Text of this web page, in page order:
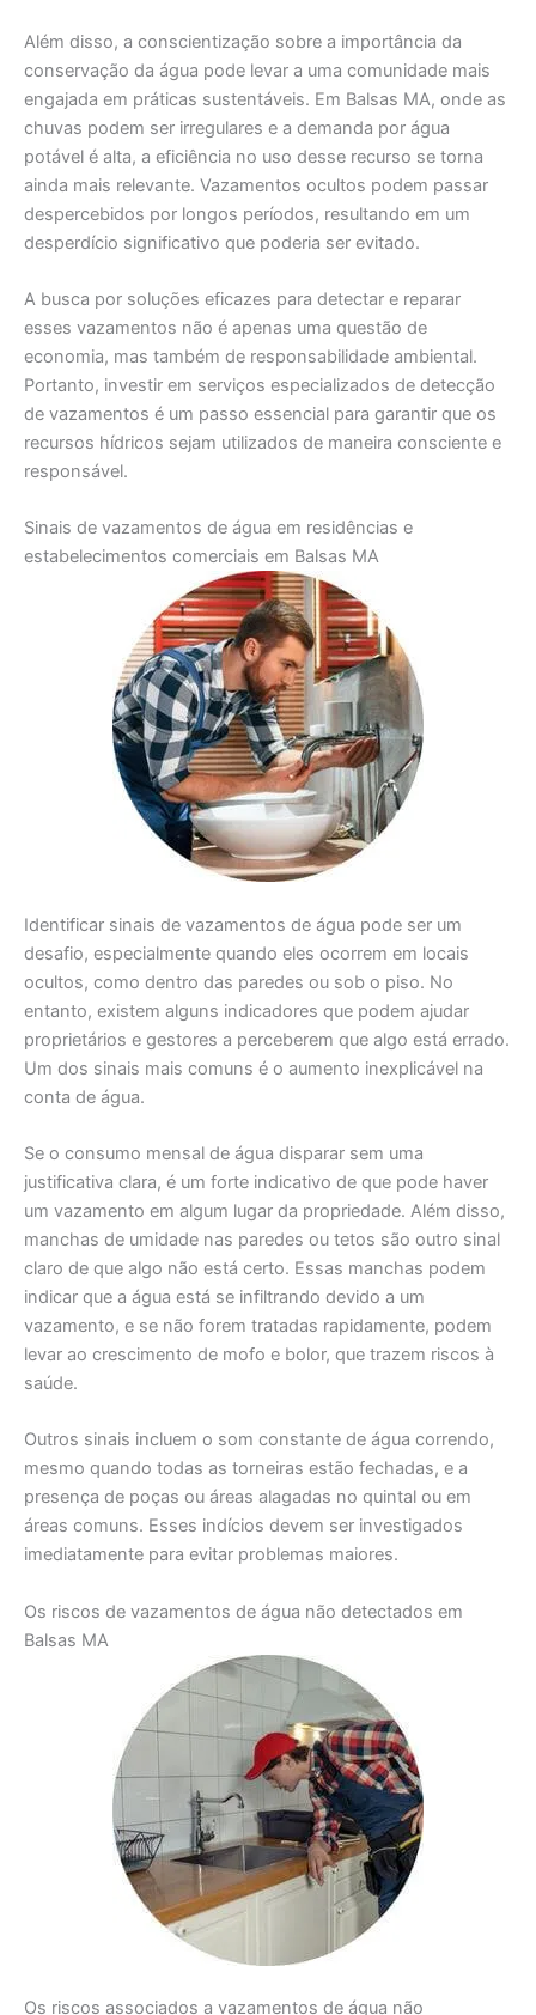
Além disso, a conscientização sobre a importância da
conservação da água pode levar a uma comunidade mais
engajada em práticas sustentáveis. Em Balsas MA, onde as
chuvas podem ser irregulares e a demanda por água
potável é alta, a eficiência no uso desse recurso se torna
ainda mais relevante. Vazamentos ocultos podem passar
despercebidos por longos períodos, resultando em um
desperdício significativo que poderia ser evitado.
A busca por soluções eficazes para detectar e reparar
esses vazamentos não é apenas uma questão de
economia, mas também de responsabilidade ambiental.
Portanto, investir em serviços especializados de detecção
de vazamentos é um passo essencial para garantir que os
recursos hídricos sejam utilizados de maneira consciente e
responsável.
Sinais de vazamentos de água em residências e
estabelecimentos comerciais em Balsas MA
Identificar sinais de vazamentos de água pode ser um
desafio, especialmente quando eles ocorrem em locais
ocultos, como dentro das paredes ou sob o piso. No
entanto, existem alguns indicadores que podem ajudar
proprietários e gestores a perceberem que algo está errado.
Um dos sinais mais comuns é o aumento inexplicável na
conta de água.
Se o consumo mensal de água disparar sem uma
justificativa clara, é um forte indicativo de que pode haver
um vazamento em algum lugar da propriedade. Além disso,
manchas de umidade nas paredes ou tetos são outro sinal
claro de que algo não está certo. Essas manchas podem
indicar que a água está se infiltrando devido a um
vazamento, e se não forem tratadas rapidamente, podem
levar ao crescimento de mofo e bolor, que trazem riscos à
saúde.
Outros sinais incluem o som constante de água correndo,
mesmo quando todas as torneiras estão fechadas, e a
presença de poças ou áreas alagadas no quintal ou em
áreas comuns. Esses indícios devem ser investigados
imediatamente para evitar problemas maiores.
Os riscos de vazamentos de água não detectados em
Balsas MA
Os riscos associados a vazamentos de água não